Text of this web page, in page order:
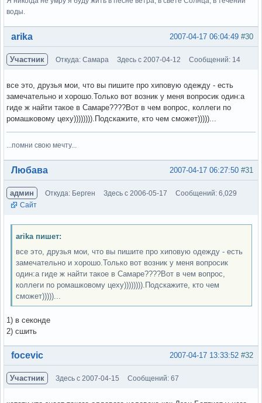
воды.
Вне форума #30
2007-04-17 06:04:49
arika
Участник Откуда: Самара Здесь с 2007-04-12 Сообщений: 14
все это, друзья мои, что вы пишите про хиповую одежду - есть
замечательно и хорошо.Только вот возник у меня вопросик один:а
гиде ж найти такое в Самаре????Вот в чем вопрос, коллеги по
ромашковому цеху)))))))).Подскажите, кто чем сможет)))))...
...помни свою мечту...
Вне форума #31
2007-04-17 06:27:50
Любава
админ Откуда: Берген Здесь с 2006-05-17
Сообщений: 6,029
Сайт
arika пишет:
все это, друзья мои, что вы пишите про хиповую одежду - есть
замечательно и хорошо.Только вот возник у меня вопросик
один:а гиде ж найти такое в Самаре????Вот в чем вопрос,
коллеги по ромашковому цеху)))))))).Подскажите, кто чем
сможет)))))...
1) в секонде
2) сшить
Вне форума #32
2007-04-17 13:33:52
focevic
Участник Здесь с 2007-04-15 Сообщений: 67